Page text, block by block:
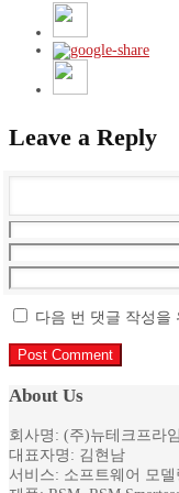
Leave a Reply
다음 번 댓글 작성을
About Us
회사명: (주)뉴테크프라임
대표자명: 김현남
서비스: 소프트웨어 모